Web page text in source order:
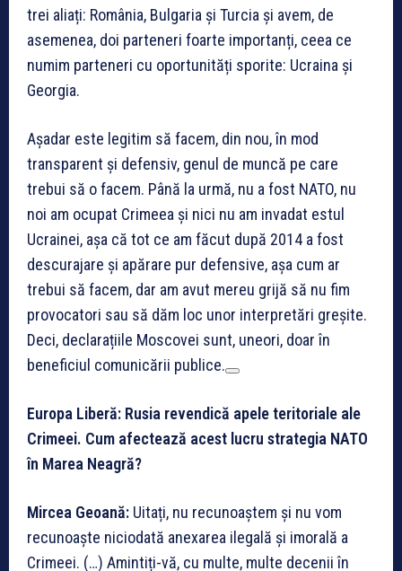
trei aliați: România, Bulgaria și Turcia și avem, de
asemenea, doi parteneri foarte importanți, ceea ce
numim parteneri cu oportunități sporite: Ucraina și
Georgia.
Așadar este legitim să facem, din nou, în mod
transparent și defensiv, genul de muncă pe care
trebui să o facem. Până la urmă, nu a fost NATO, nu
noi am ocupat Crimeea și nici nu am invadat estul
Ucrainei, așa că tot ce am făcut după 2014 a fost
descurajare și apărare pur defensive, așa cum ar
trebui să facem, dar am avut mereu grijă să nu fim
provocatori sau să dăm loc unor interpretări greșite.
Deci, declarațiile Moscovei sunt, uneori, doar în
beneficiul comunicării publice.
Europa Liberă: Rusia revendică apele teritoriale ale
Crimeei. Cum afectează acest lucru strategia NATO
în Marea Neagră?
Mircea Geoană: Uitați, nu recunoaștem și nu vom
recunoaște niciodată anexarea ilegală și imorală a
Crimeei. (…) Amintiți-vă, cu multe, multe decenii în